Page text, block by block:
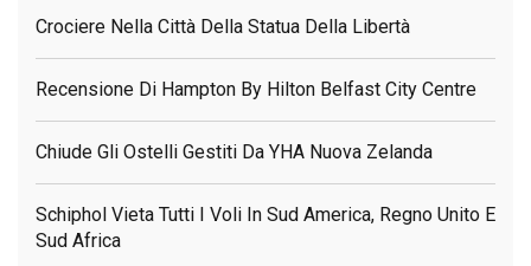
Crociere Nella Città Della Statua Della Libertà
Recensione Di Hampton By Hilton Belfast City Centre
Chiude Gli Ostelli Gestiti Da YHA Nuova Zelanda
Schiphol Vieta Tutti I Voli In Sud America, Regno Unito E
Sud Africa